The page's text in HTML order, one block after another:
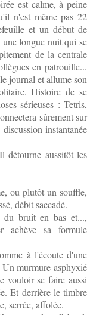
est calme, à peine
n'est même pas 22
et un début de
longue nuit qui se
de la centrale
en patrouille...
journal et allume son
Histoire de se
sérieuses : Tetris,
sûrement sur
instantanée
détourne aussitôt les
ou plutôt un souffle,
débit saccadé.
bruit en bas et...,
achève sa formule
à l'écoute d'une
murmure asphyxié
vouloir se faire aussi
Et derrière le timbre
serrée, affolée.